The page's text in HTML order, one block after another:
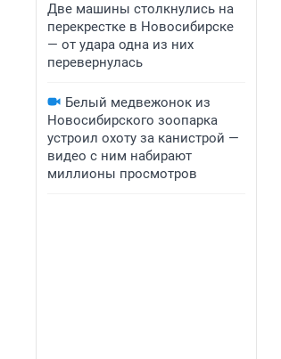
Две машины столкнулись на
перекрестке в Новосибирске
— от удара одна из них
перевернулась
Белый медвежонок из
Новосибирского зоопарка
устроил охоту за канистрой —
видео с ним набирают
миллионы просмотров